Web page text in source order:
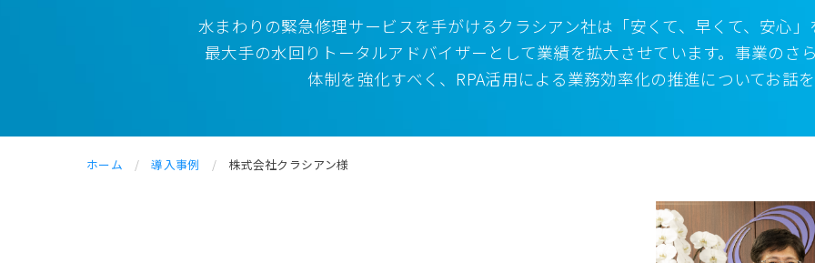
水まわりの緊急修理サービスを手がけるクラシアン社は「安くて、早くて、安心
最大手の水回りトータルアドバイザーとして業績を拡大させています。事業のさ
体制を強化すべく、RPA活用による業務効率化の推進についてお話
ホーム / 導入事例 / 株式会社クラシアン様